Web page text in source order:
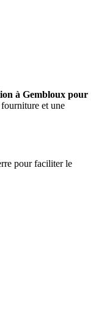
à Gembloux pour
et une
pour faciliter le